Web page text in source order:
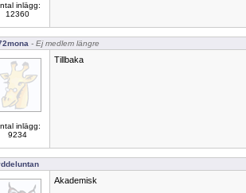
inlägg:
12360
- Ej medlem längre
inlägg:
9234
Tillbaka
Akademisk